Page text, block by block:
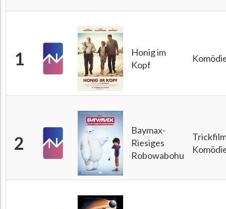
1
Honig im
Kopf
2
Baymax-
Riesiges
Robowabohu